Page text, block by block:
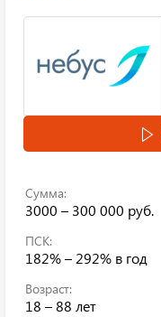
Сумма:
3000 – 300 000 руб.
ПСК:
182% – 292% в год
Возраст:
18 – 88 лет